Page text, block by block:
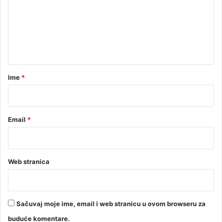
r
č
e
i
rIme *
Email *
Web stranica
Sačuvaj moje ime, email i web stranicu u ovom browseru za
buduće komentare.